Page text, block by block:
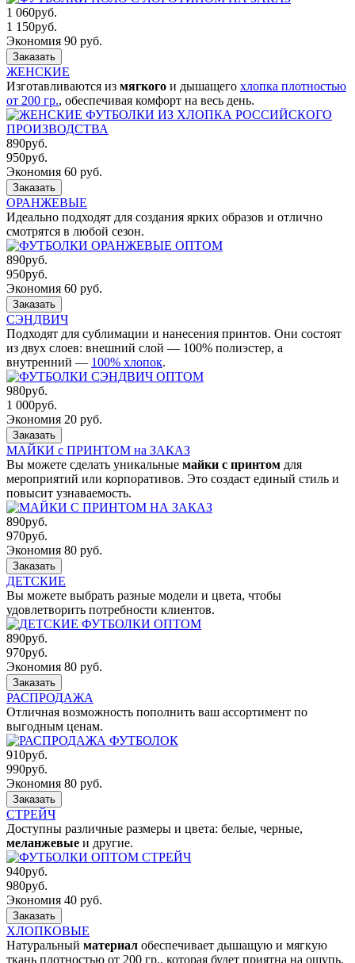
1 060руб.
1 150руб.
Экономия 90 руб.
Заказать
ЖЕНСКИЕ
Изготавливаются из мягкого и дышащего хлопка плотностью
от 200 гр., обеспечивая комфорт на весь день.
890руб.
950руб.
Экономия 60 руб.
Заказать
ОРАНЖЕВЫЕ
Идеально подходят для создания ярких образов и отлично
смотрятся в любой сезон.
890руб.
950руб.
Экономия 60 руб.
Заказать
СЭНДВИЧ
Подходят для сублимации и нанесения принтов. Они состоят
из двух слоев: внешний слой — 100% полиэстер, а
внутренний — 100% хлопок.
980руб.
1 000руб.
Экономия 20 руб.
Заказать
МАЙКИ с ПРИНТОМ на ЗАКАЗ
Вы можете сделать уникальные майки с принтом для
мероприятий или корпоративов. Это создаст единый стиль и
повысит узнаваемость.
890руб.
970руб.
Экономия 80 руб.
Заказать
ДЕТСКИЕ
Вы можете выбрать разные модели и цвета, чтобы
удовлетворить потребности клиентов.
890руб.
970руб.
Экономия 80 руб.
Заказать
РАСПРОДАЖА
Отличная возможность пополнить ваш ассортимент по
выгодным ценам.
910руб.
990руб.
Экономия 80 руб.
Заказать
СТРЕЙЧ
Доступны различные размеры и цвета: белые, черные,
меланжевые и другие.
940руб.
980руб.
Экономия 40 руб.
Заказать
ХЛОПКОВЫЕ
Натуральный материал обеспечивает дышащую и мягкую
ткань плотностью от 200 гр., которая будет приятна на ощупь.